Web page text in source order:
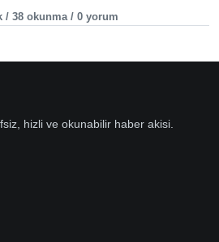
/ 38 okunma / 0 yorum
hizli ve okunabilir haber akisi.